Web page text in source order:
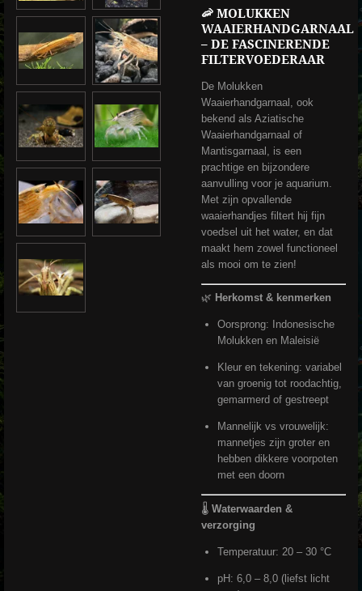
🦐 MOLUKKEN
WAAIERHANDGARNAAL
– DE FASCINERENDE
FILTERVOEDERAAR
De Molukken
Waaierhandgarnaal, ook
bekend als Aziatische
Waaierhandgarnaal of
Mantisgarnaal, is een
prachtige en bijzondere
aanvulling voor je aquarium.
Met zijn opvallende
waaierhandjes filtert hij fijn
voedsel uit het water, en dat
maakt hem zowel functioneel
als mooi om te zien!
🌿 Herkomst & kenmerken
Oorsprong: Indonesische
Molukken en Maleisië
Kleur en tekening: variabel
van groenig tot roodachtig,
gemarmerd of gestreept
Mannelijk vs vrouwelijk:
mannetjes zijn groter en
hebben dikkere voorpoten
met een doorn
🌡️ Waterwaarden &
verzorging
Temperatuur: 20 – 30 °C
pH: 6,0 – 8,0 (liefst licht